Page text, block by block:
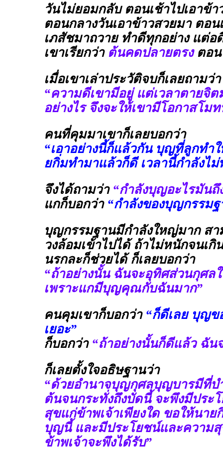
วันไม่ยอมกลับ ตอนเช้าไปเอาข้
ตอนกลางวันเอาข้าวสวยมา ตอน
เภสัชมาถวาย ทำดีทุกอย่าง แต่อ
เขาเรียกว่า ต้นคดปลายตรงตอน
เมื่อเขาเล่าประวัติจบก็เลยถามว่า
“ความดีเขามีอยู่ แต่เวลาตายจิ
อย่างไร จึงจะให้เขามีโอกาสโม
คนที่คุมมาเขาก็เลยบอกว่า
“เอาอย่างนี้ก็แล้วกัน บุญที่ลูกทำ
ยกิ่มทำมาแล้วก็ดี เวลานี้กำลังไม่
จึงได้ถามว่า “กำลังบุญอะไรมันถึ
แกก็บอกว่า “กำลังของบุญกรรมฐ
บุญกรรมฐานมีกำลังใหญ่มาก สา
วงล้อมเข้าไปได้ ถ้าไม่หนักจนเกิ
นรกละก็ช่วยได้ ก็เลยบอกว่า
“ถ้าอย่างนั้น ฉันจะอุทิศส่วนกุศล
เพราะแกมีบุญคุณกับฉันมาก”
คนคุมเขาก็บอกว่า “ก็ดีเลย บุญข
เยอะ”
ก็บอกว่า “ถ้าอย่างนั้นก็ดีแล้ว ฉัน
ก็เลยตั้งใจอธิษฐานว่า
“ด้วยอำนาจบุญกุศลบุญบารมีที่บ
ต้นจนกระทั่งถึงบัดนี้ จะพึงมีประ
สุขแก่ข้าพเจ้าเพียงใด ขอให้นา
บุญนี้ และมีประโยชน์และความสุ
ข้าพเจ้าจะพึงได้รับ”